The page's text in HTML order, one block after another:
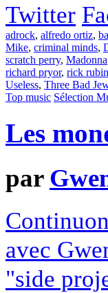
Twitter
adrock, alfredo ortiz,
Mike, criminal minds,
scratch perry, Madonna
richard pryor, rick rubin
Useless, Three Bad
Top music Sélection
Les
par
avec
"side